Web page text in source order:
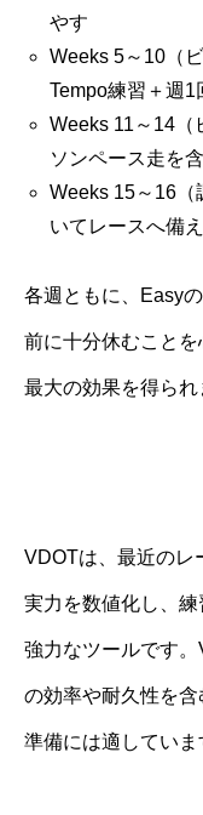
やす
Weeks 5～10（
Tempo練習＋週1
Weeks 11～14（
ソンペース走を
Weeks 15～16（
いてレースへ備
各週ともに、Easy
前に十分休むこと
最大の効果を得られ
VDOTは、最近のレ
実力を数値化し、
強力なツールです
の効率や耐久性を
準備には適していま